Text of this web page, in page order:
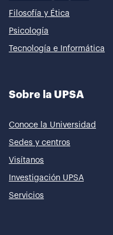
Filosofía y Ética
Psicología
Tecnología e Informática
Sobre la UPSA
Conoce la Universidad
Sedes y centros
Visítanos
Investigación UPSA
Servicios